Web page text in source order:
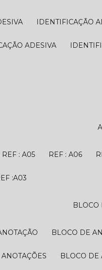
IDENTIFICAÇÃO
ADESIVA
REF : A05 REF : A06
REF :A03
BLOCO DE
ANOTAÇÕES BLOCO